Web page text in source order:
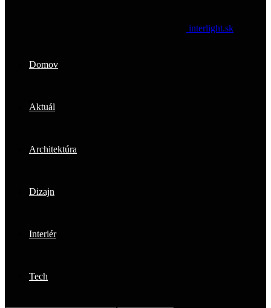
interlight.sk
Domov
Aktuál
Architektúra
Dizajn
Interiér
Tech